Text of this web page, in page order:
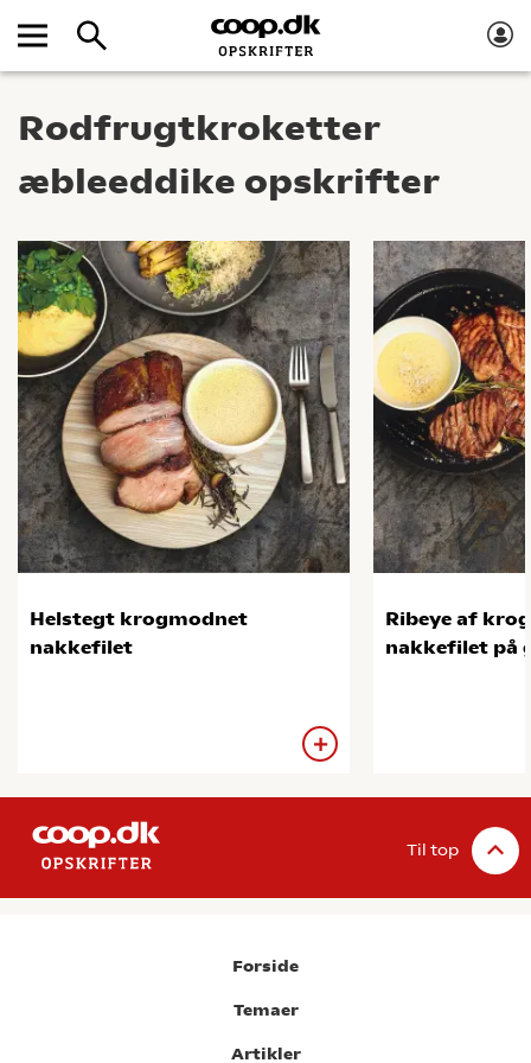
Rodfrugtkroketter
æbleeddike opskrifter
Helstegt krogmodnet
nakkefilet
Ribeye af
nakkefilet på
Til top
Forside
Temaer
Artikler